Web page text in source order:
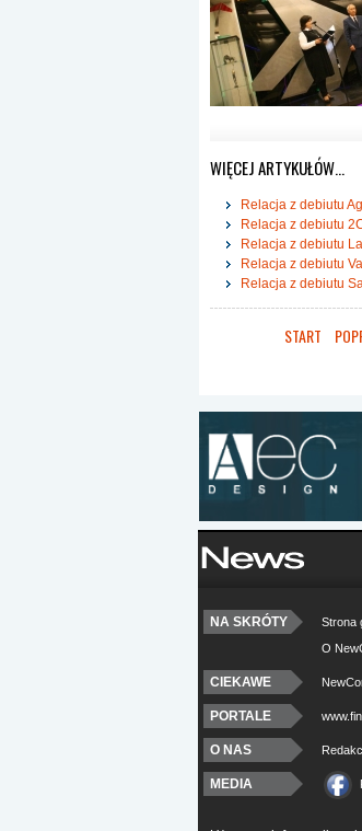
WIĘCEJ ARTYKUŁÓW…
Relacja z debiutu
Relacja z debiutu
Relacja z debiutu
Relacja z debiutu
Relacja z debiutu
START
NA SKRÓTY Strona
O
CIEKAWE
PORTALE
O NAS
MEDIA